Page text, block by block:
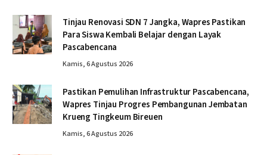
Tinjau Renovasi SDN 7 Jangka, Wapres Pastikan
Para Siswa Kembali Belajar dengan Layak
Pascabencana
Kamis, 6 Agustus 2026
Pastikan Pemulihan Infrastruktur Pascabencana,
Wapres Tinjau Progres Pembangunan Jembatan
Krueng Tingkeum Bireuen
Kamis, 6 Agustus 2026